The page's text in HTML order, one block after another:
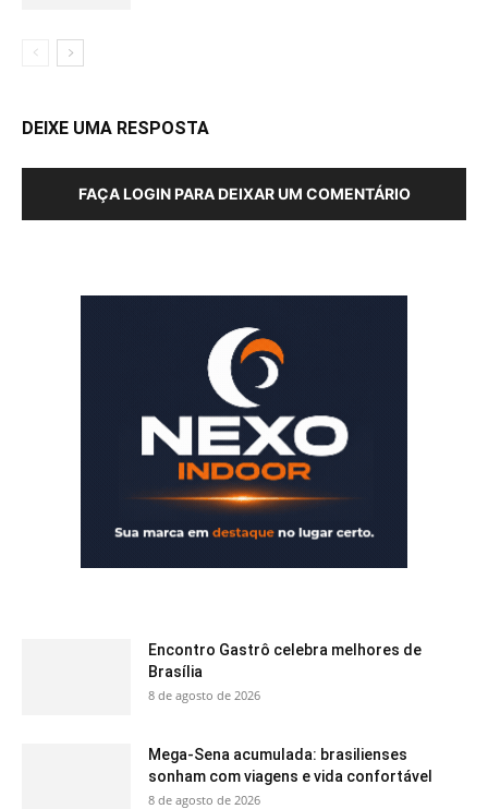
DEIXE UMA RESPOSTA
FAÇA LOGIN PARA DEIXAR UM COMENTÁRIO
Encontro Gastrô celebra melhores de
Brasília
8 de agosto de 2026
Mega-Sena acumulada: brasilienses
sonham com viagens e vida confortável
8 de agosto de 2026